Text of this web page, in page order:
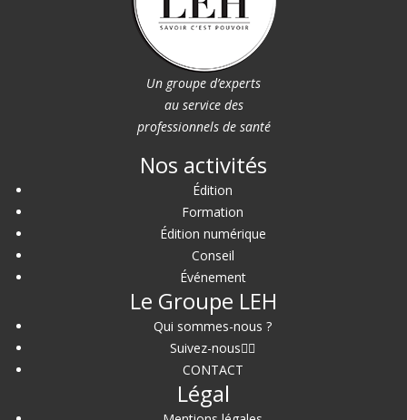
Un groupe d’experts
au service des
professionnels de santé
Nos activités
Édition
Formation
Édition numérique
Conseil
Événement
Le Groupe LEH
Qui sommes-nous ?
Suivez-nous
CONTACT
Légal